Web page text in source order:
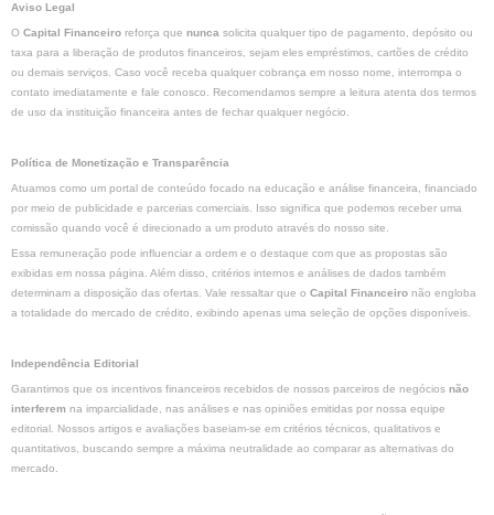
Aviso Legal
O Capital Financeiro reforça que nunca solicita qualquer tipo de pagamento, depósito ou
taxa para a liberação de produtos financeiros, sejam eles empréstimos, cartões de crédito
ou demais serviços. Caso você receba qualquer cobrança em nosso nome, interrompa o
contato imediatamente e fale conosco. Recomendamos sempre a leitura atenta dos termos
de uso da instituição financeira antes de fechar qualquer negócio.
Política de Monetização e Transparência
Atuamos como um portal de conteúdo focado na educação e análise financeira, financiado
por meio de publicidade e parcerias comerciais. Isso significa que podemos receber uma
comissão quando você é direcionado a um produto através do nosso site.
Essa remuneração pode influenciar a ordem e o destaque com que as propostas são
exibidas em nossa página. Além disso, critérios internos e análises de dados também
determinam a disposição das ofertas. Vale ressaltar que o Capital Financeiro não engloba
a totalidade do mercado de crédito, exibindo apenas uma seleção de opções disponíveis.
Independência Editorial
Garantimos que os incentivos financeiros recebidos de nossos parceiros de negócios não
interferem na imparcialidade, nas análises e nas opiniões emitidas por nossa equipe
editorial. Nossos artigos e avaliações baseiam-se em critérios técnicos, qualitativos e
quantitativos, buscando sempre a máxima neutralidade ao comparar as alternativas do
mercado.